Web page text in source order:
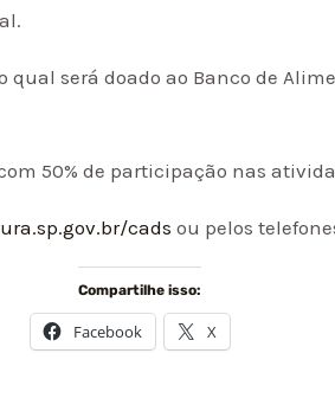
será doado ao Banco de
50% de participação nas
cads ou pelos
Compartilhe isso:
Facebook X